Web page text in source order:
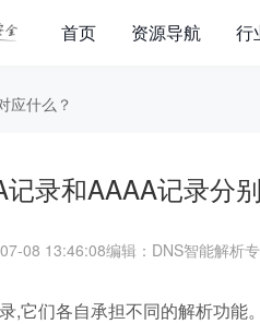
首页 资源导航 行
应什么？
记录和AAAA记录分
08 13:46:08编辑：DNS智能解析
,它们各自承担不同的解析功